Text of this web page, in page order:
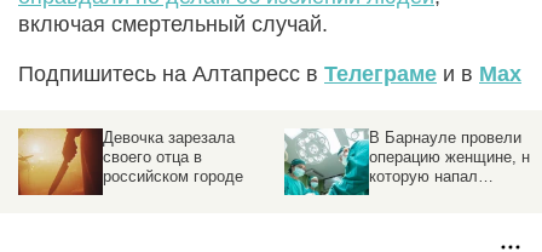
включая смертельный случай.
Подпишитесь на Алтапресс в Телеграме и в Max
В Барнауле провели
операцию женщине, на
которую напал
Ночное избиение
человека в Барнауле
попало в соцсети и